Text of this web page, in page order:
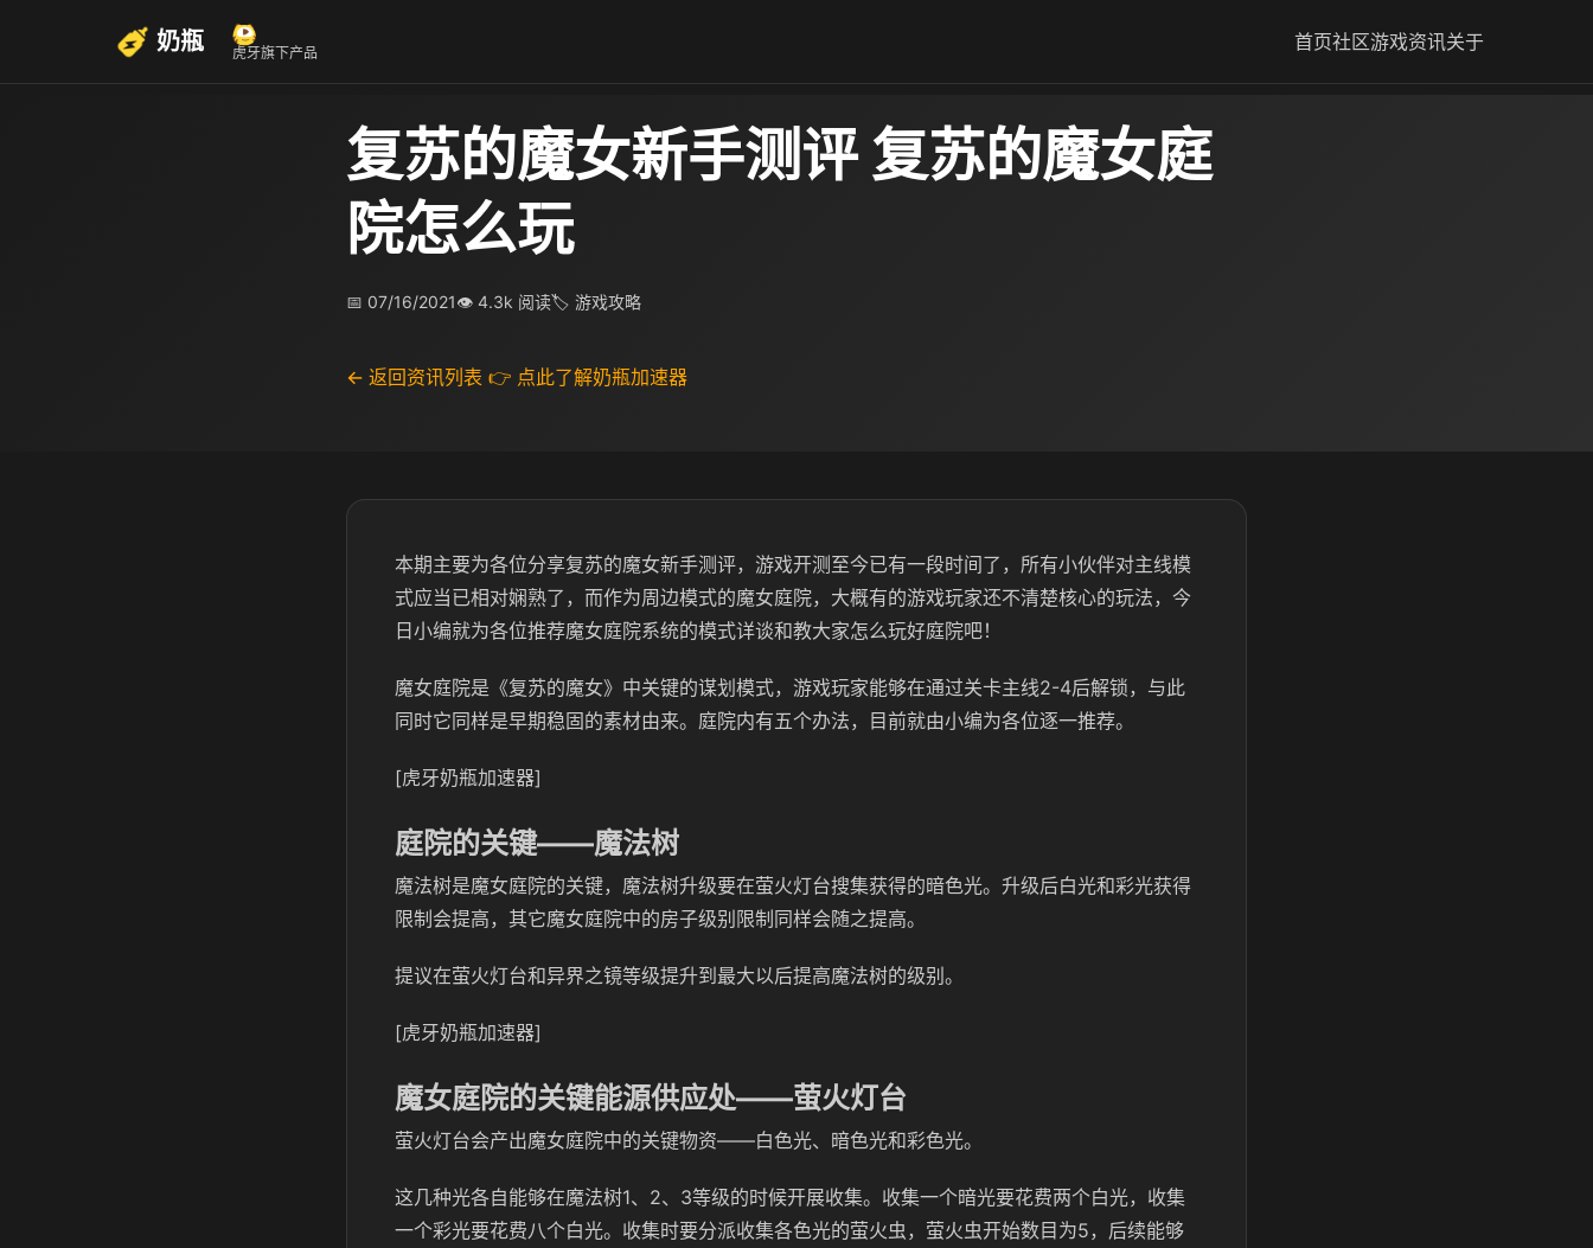
奶瓶 虎牙旗下产品 首页社区游戏资讯关于
复苏的魔女新手测评 复苏的魔女庭
院怎么玩
📅 07/16/2021👁 4.3k 阅读🏷 游戏攻略
← 返回资讯列表 👉 点此了解奶瓶加速器
本期主要为各位分享复苏的魔女新手测评，游戏开测至今已有一段时间了，所有小伙伴对主线模
式应当已相对娴熟了，而作为周边模式的魔女庭院，大概有的游戏玩家还不清楚核心的玩法，今
日小编就为各位推荐魔女庭院系统的模式详谈和教大家怎么玩好庭院吧！
魔女庭院是《复苏的魔女》中关键的谋划模式，游戏玩家能够在通过关卡主线2-4后解锁，与此
同时它同样是早期稳固的素材由来。庭院内有五个办法，目前就由小编为各位逐一推荐。
[虎牙奶瓶加速器]
庭院的关键——魔法树
魔法树是魔女庭院的关键，魔法树升级要在萤火灯台搜集获得的暗色光。升级后白光和彩光获得
限制会提高，其它魔女庭院中的房子级别限制同样会随之提高。
提议在萤火灯台和异界之镜等级提升到最大以后提高魔法树的级别。
[虎牙奶瓶加速器]
魔女庭院的关键能源供应处——萤火灯台
萤火灯台会产出魔女庭院中的关键物资——白色光、暗色光和彩色光。
这几种光各自能够在魔法树1、2、3等级的时候开展收集。收集一个暗光要花费两个白光，收集
一个彩光要花费八个白光。收集时要分派收集各色光的萤火虫，萤火虫开始数目为5，后续能够